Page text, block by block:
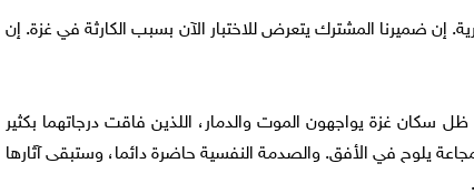
ضميرنا المشترك يتعرض للاختبار الآن بسبب الكارثة في غزة. إن
سكان غزة يواجهون الموت والدمار، اللذين فاقت درجاتهما بكثير
يلوح في الأفق. والصدمة النفسية حاضرة دائما، وستبقى آثارها